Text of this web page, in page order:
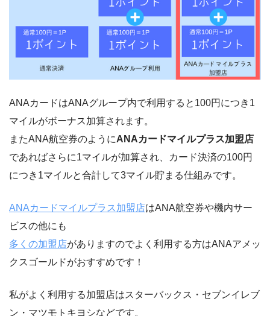
ANAカードはANAグループ内で利用すると100円につき1
マイルがボーナス加算されます。
またANA航空券のようにANAカードマイルプラス加盟店
であればさらに1マイルが加算され、カード決済の100円
につき1マイルと合計して3マイル貯まる仕組みです。
ANAカードマイルプラス加盟店はANA航空券や機内サー
ビスの他にも
多くの加盟店がありますのでよく利用する方はANAアメッ
クスゴールドがおすすめです！
私がよく利用する加盟店はスターバックス・セブンイレブ
ン・マツモトキヨシなどです。